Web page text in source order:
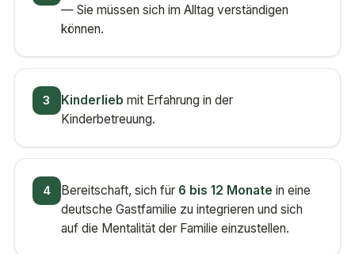
— Sie müssen sich im Alltag verständigen
können.
3 Kinderlieb mit Erfahrung in der
Kinderbetreuung.
4 Bereitschaft, sich für 6 bis 12 Monate in eine
deutsche Gastfamilie zu integrieren und sich
auf die Mentalität der Familie einzustellen.